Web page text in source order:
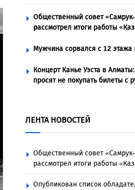
Общественный совет
рассмотрел итоги работы
Мужчина сорвался с 12 этажа
Концерт Канье Уэста в
просят не покупать билеты с
ЛЕНТА НОВОСТЕЙ
Общественный совет
рассмотрел итоги работы
Опубликован список